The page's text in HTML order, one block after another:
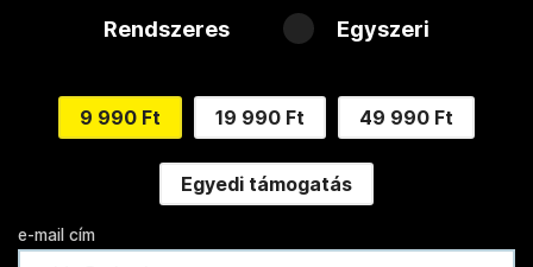
Rendszeres Egyszeri
9 990 Ft 19 990 Ft 49 990 Ft
Egyedi támogatás
e-mail cím